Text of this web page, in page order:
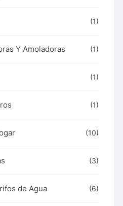
(1)
Y Amoladoras (1)
(1)
(1)
(10)
(3)
de Agua (6)